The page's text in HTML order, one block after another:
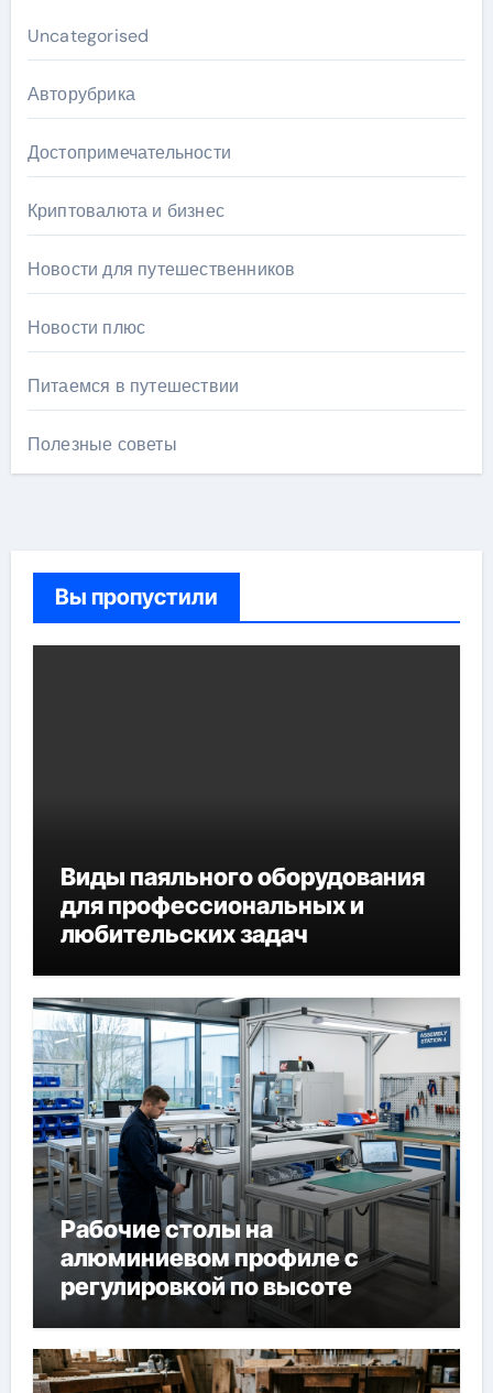
Uncategorised
Авторубрика
Достопримечательности
Криптовалюта и бизнес
Новости для путешественников
Новости плюс
Питаемся в путешествии
Полезные советы
Вы пропустили
Виды паяльного оборудования
для профессиональных и
любительских задач
Рабочие столы на
алюминиевом профиле с
регулировкой по высоте